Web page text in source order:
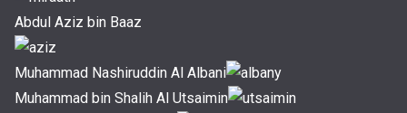
Abdul Aziz bin Baaz
Muhammad Nashiruddin Al Albani
Muhammad bin Shalih Al Utsaimin